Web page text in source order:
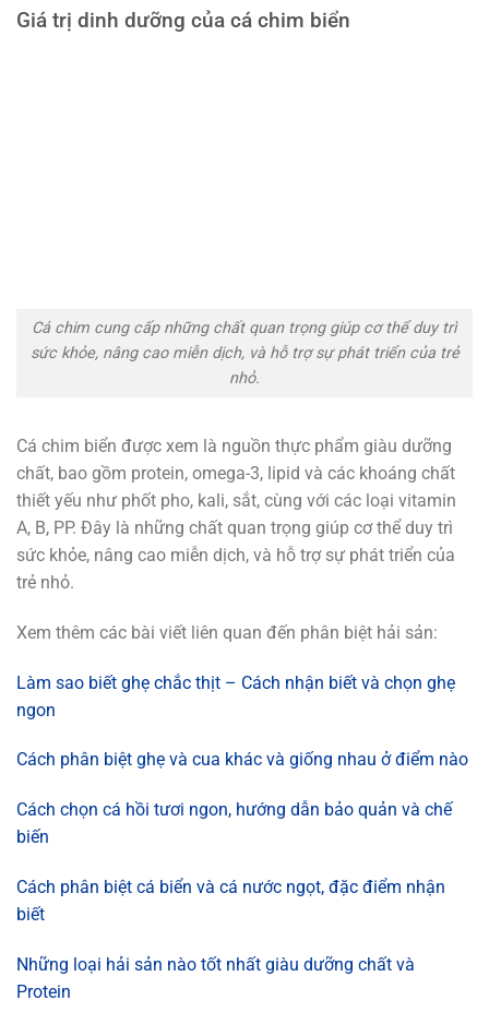
Giá trị dinh dưỡng của cá chim biển
Cá chim cung cấp những chất quan trọng giúp cơ thể duy trì
sức khỏe, nâng cao miễn dịch, và hỗ trợ sự phát triển của trẻ
nhỏ.
Cá chim biển được xem là nguồn thực phẩm giàu dưỡng
chất, bao gồm protein, omega-3, lipid và các khoáng chất
thiết yếu như phốt pho, kali, sắt, cùng với các loại vitamin
A, B, PP. Đây là những chất quan trọng giúp cơ thể duy trì
sức khỏe, nâng cao miễn dịch, và hỗ trợ sự phát triển của
trẻ nhỏ.
Xem thêm các bài viết liên quan đến phân biệt hải sản:
Làm sao biết ghẹ chắc thịt – Cách nhận biết và chọn ghẹ
ngon
Cách phân biệt ghẹ và cua khác và giống nhau ở điểm nào
Cách chọn cá hồi tươi ngon, hướng dẫn bảo quản và chế
biến
Cách phân biệt cá biển và cá nước ngọt, đặc điểm nhận
biết
Những loại hải sản nào tốt nhất giàu dưỡng chất và
Protein